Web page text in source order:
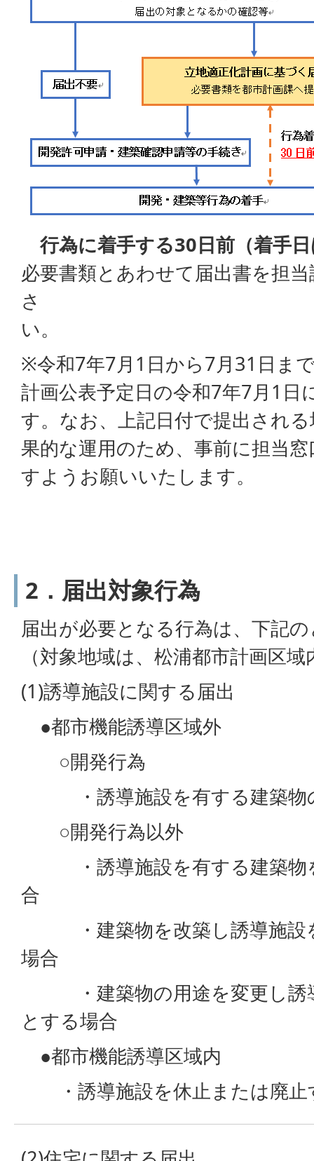
行為に着手する30日前（着手
必要書類とあわせて届出書を担
さ
※令和7年7月1日から7月31日ま
計画公表予定日の令和7年7月1日
す。なお、上記日付で提出され
果的な運用のため、事前に担当
すようお願いいたします。
2．届出対象行為
届出が必要となる行為は、下記
（対象地域は、松浦都市計画区域
(1)誘導施設に関する届出
●都市機能誘導区域外
○開発行為
・誘導施設を有する建築物
○開発行為以外
・誘導施設を有する建築物
合
・建築物を改築し誘導施設
場合
・建築物の用途を変更し誘
とする場合
●都市機能誘導区域内
・誘導施設を休止または廃止